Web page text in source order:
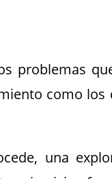
problemas
como
una